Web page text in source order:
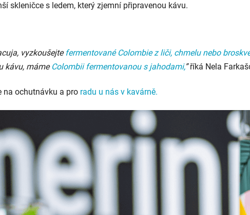
skleničce s ledem, který zjemní připravenou kávu.
vyzkoušejte fermentované Colombie z liči, chmelu nebo
kávu, máme Colombii fermentovanou s jahodami,”říká Nela
na ochutnávku a pro radu u nás v kavárně.